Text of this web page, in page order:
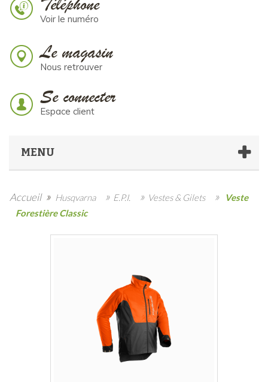
Voir le numéro
Le magasin
Nous retrouver
Se connecter
Espace client
MENU
Accueil » Husqvarna » E.P.I. » Vestes & Gilets »
Veste
Forestière Classic